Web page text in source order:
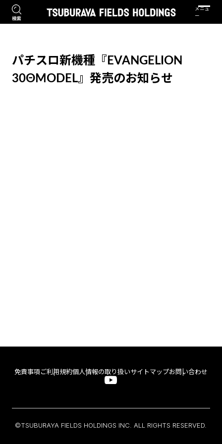
パチスロ新機種『EVANGELION
30ΘMODEL』発売のお知らせ
免責事項 ご利用規約個人情報の取り扱いサイトマップお問い合わせ
©TSUBURAYA FIELDS HOLDINGS INC. ALL RIGHTS RESERVED.